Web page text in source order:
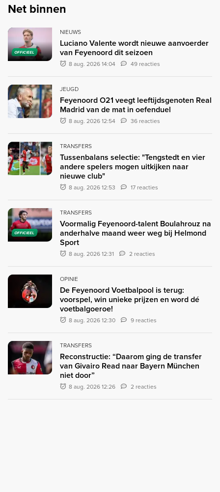
Net binnen
OFFICIEEL
NIEUWS
Luciano Valente wordt nieuwe aanvoerder
van Feyenoord dit seizoen
8 aug. 2026 14:04 49 reacties
JEUGD
Feyenoord O21 veegt leeftijdsgenoten Real
Madrid van de mat in oefenduel
8 aug. 2026 12:54 36 reacties
TRANSFERS
Tussenbalans selectie: "Tengstedt en vier
andere spelers mogen uitkijken naar
nieuwe club"
8 aug. 2026 12:53 17 reacties
OFFICIEEL
TRANSFERS
Voormalig Feyenoord-talent Boulahrouz na
anderhalve maand weer weg bij Helmond
Sport
8 aug. 2026 12:31 2 reacties
OPINIE
De Feyenoord Voetbalpool is terug:
voorspel, win unieke prijzen en word dé
voetbalgoeroe!
8 aug. 2026 12:30 9 reacties
TRANSFERS
Reconstructie: “Daarom ging de transfer
van Givairo Read naar Bayern München
niet door”
8 aug. 2026 12:26 2 reacties